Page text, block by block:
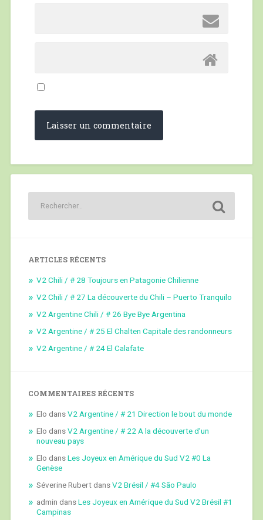
ARTICLES RÉCENTS
V2 Chili / # 28 Toujours en Patagonie Chilienne
V2 Chili / # 27 La découverte du Chili – Puerto Tranquilo
V2 Argentine Chili / # 26 Bye Bye Argentina
V2 Argentine / # 25 El Chalten Capitale des randonneurs
V2 Argentine / # 24 El Calafate
COMMENTAIRES RÉCENTS
Elo dansV2 Argentine / # 21 Direction le bout du monde
Elo dansV2 Argentine / # 22 A la découverte d’un
nouveau pays
Elo dansLes Joyeux en Amérique du Sud V2 #0 La
Genèse
Séverine RubertdansV2 Brésil / #4 São Paulo
admin dansLes Joyeux en Amérique du Sud V2 Brésil #1
Campinas